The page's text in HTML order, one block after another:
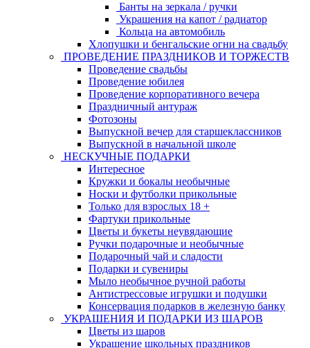
Банты на зеркала / ручки
Украшения на капот / радиатор
Кольца на автомобиль
Хлопушки и бенгальские огни на свадьбу
ПРОВЕДЕНИЕ ПРАЗДНИКОВ И ТОРЖЕСТВ
Проведение свадьбы
Проведение юбилея
Проведение корпоративного вечера
Праздничный антураж
Фотозоны
Выпускной вечер для старшеклассников
Выпускной в начальной школе
НЕСКУЧНЫЕ ПОДАРКИ
Интересное
Кружки и бокалы необычные
Носки и футболки прикольные
Только для взрослых 18 +
Фартуки прикольные
Цветы и букеты неувядающие
Ручки подарочные и необычные
Подарочный чай и сладости
Подарки и сувениры
Мыло необычное ручной работы
Антистрессовые игрушки и подушки
Консервация подарков в железную банку
УКРАШЕНИЯ И ПОДАРКИ ИЗ ШАРОВ
Цветы из шаров
Украшение школьных праздников